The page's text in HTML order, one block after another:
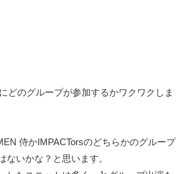
どのグループが参加するかワクワクしま
侍かIMPACTorsのどちらかのグループ
ないかな？と思います。